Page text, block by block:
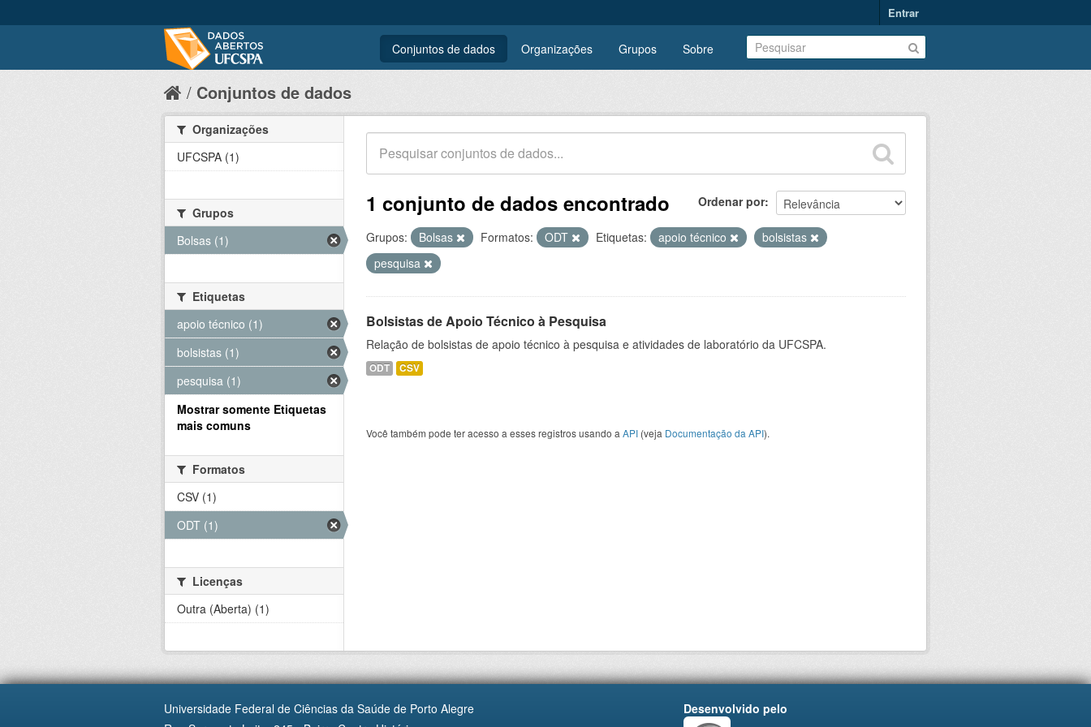
Entrar
Conjuntos de dados Organizações Grupos Sobre
Conjuntos de dados
Ordenar por
1 conjunto de dados encontrado
Grupos: Bolsas Formatos: ODT Etiquetas: apoio técnico
bolsistas
pesquisa
Bolsistas de Apoio Técnico à Pesquisa
Relação de bolsistas de apoio técnico à pesquisa e atividades de laboratório da UFCSPA.
ODT CSV
Você também pode ter acesso a esses registros usando a API (veja Documentação da API).
Organizações
UFCSPA (1)
Grupos
Bolsas (1)
Etiquetas
apoio técnico (1)
bolsistas (1)
pesquisa (1)
Mostrar somente Etiquetas
mais comuns
Formatos
CSV (1)
ODT (1)
Licenças
Outra (Aberta) (1)
Universidade Federal de Ciências da Saúde de Porto Alegre
Desenvolvido pelo